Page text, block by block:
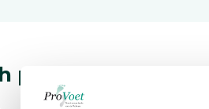
pedicure